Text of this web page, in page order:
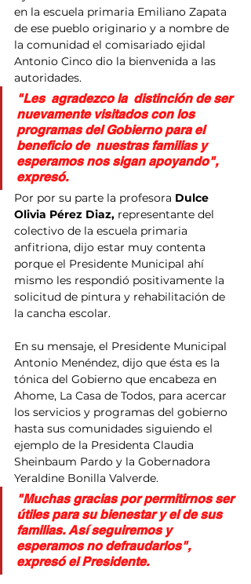
en la escuela primaria Emiliano Zapata
de ese pueblo originario y a nombre de
la comunidad el comisariado ejidal
Antonio Cinco dio la bienvenida a las
autoridades.
"Les  agradezco la  distinción de ser
nuevamente visitados con los
programas del Gobierno para el
beneficio de  nuestras familias y
esperamos nos sigan apoyando",
expresó.
Por por su parte la profesora Dulce
Olivia Pérez Diaz, representante del
colectivo de la escuela primaria
anfitriona, dijo estar muy contenta
porque el Presidente Municipal ahí
mismo les respondió positivamente la
solicitud de pintura y rehabilitación de
la cancha escolar.
En su mensaje, el Presidente Municipal
Antonio Menéndez, dijo que ésta es la
tónica del Gobierno que encabeza en
Ahome, La Casa de Todos, para acercar
los servicios y programas del gobierno
hasta sus comunidades siguiendo el
ejemplo de la Presidenta Claudia
Sheinbaum Pardo y la Gobernadora
Yeraldine Bonilla Valverde.
"Muchas gracias por permitirnos ser
útiles para su bienestar y el de sus
familias. Así seguiremos y
esperamos no defraudarlos",
expresó el Presidente.